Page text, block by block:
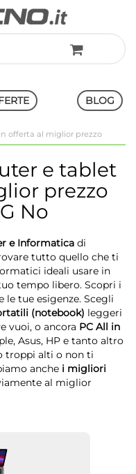
BLOG
offerta al miglior prezzo
e tablet
prezzo
No
e Informatica di
tutto quello che ti
ideali usare in
tempo libero. Scopri i
tue esigenze. Scegli
(notebook) leggeri
vuoi, o ancora PC All in
Asus, HP e tanto altro
troppi alti o non ti
anche i migliori
al miglior